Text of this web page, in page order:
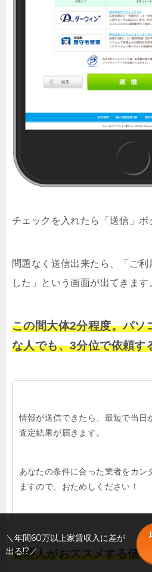
チェックを入れたら「送信」ボ
問題なく送信出来たら、「ご利
した」という画面が出てきます
この間大体2分程度。パソ
な人でも、3分位で依頼す
情報が送信できたら、最短で当日
査定結果が届きます。
あなたの条件に合った業者をカン
ますので、おためしください！
管理人がおススメする信頼
＼年間60万以上家賃収入に差が
出る!?／